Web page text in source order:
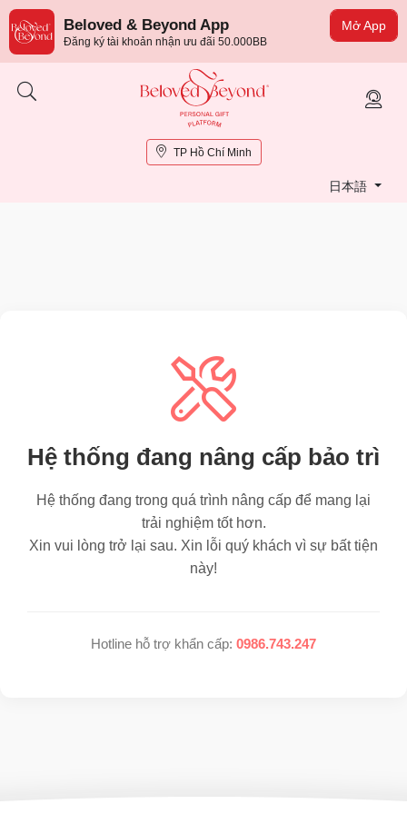
Mở App
Beloved & Beyond App
Đăng ký tài khoản nhận ưu đãi 50.000BB
TP Hồ Chí Minh
日本語
Hệ thống đang nâng cấp bảo trì
Hệ thống đang trong quá trình nâng cấp để mang lại
trải nghiệm tốt hơn.
Xin vui lòng trở lại sau. Xin lỗi quý khách vì sự bất tiện
này!
Hotline hỗ trợ khẩn cấp: 0986.743.247